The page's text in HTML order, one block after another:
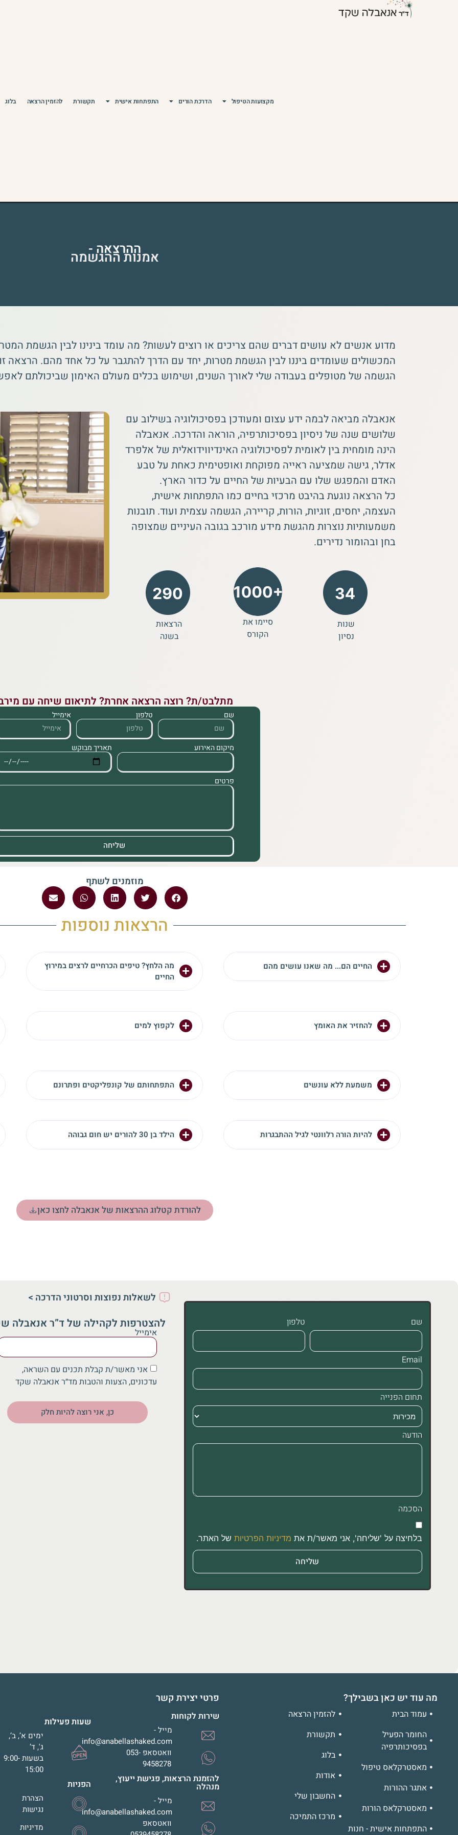
מקצועות הטיפול הדרכת הורים התפתחות אישית תקשורת להזמין הרצאה בלוג
ההרצאה -
אמנות ההגשמה
מדוע אנשים לא עושים דברים שהם צריכים או רוצים לעשות? מה עומד בינינו לבין הגשמת
המכשולים שעומדים ביננו לבין הגשמת מטרות, יחד עם הדרך להתגבר על כל אחד מהם. הרצאה
הגשמה של מטופלים בעבודה שלי לאורך השנים, ושימוש בכלים מעולם האימון שביכולתם
אנאבלה מביאה לבמה ידע עצום ומעודכן בפסיכולוגיה בשילוב עם
שלושים שנה של ניסיון בפסיכותרפיה, הוראה והדרכה. אנאבלה
הינה מומחית בין לאומית לפסיכולוגיה האינדיווידואלית של אלפרד
אדלר, גישה שמציעה ראייה מפוקחת ואופטימית כאחת על טבע
האדם והמפגש שלו עם הבעיות של החיים על כדור הארץ.
כל הרצאה נוגעת בהיבט מרכזי בחיים כמו התפתחות אישית,
העצמה, יחסים, זוגיות, הורות, קריירה, הגשמה עצמית ועוד. תובנות
משמעותיות נוצרות מהגשת מידע מורכב בגובה העיניים שמצופה
בחן ובהומור נדירים.
שנות
נסיון
סיימו את
הקורס
הרצאות
בשנה
מתלבט/ת? רוצה הרצאה אחרת? לתיאום שיחה עם
שם טלפון אימייל
מיקום האירוע תאריך מבוקש
פרטים
שליחה
מוזמנים לשתף
הרצאות נוספות
החיים הם... מה שאנו עושים מהם
מה הלחץ? טיפים הכרחיים לרצים במירוץ
החיים
להחזיר את האומץ לקפוץ למים
משמעת ללא עונשים התפתחותם של קונפליקטים ופתרונם
להיות הורה רלוונטי לגיל ההתבגרות הילד בן 30 להורים יש חום גבוהה
להורדת קטלוג ההרצאות של אנאבלה לחצו כאן
שם טלפון
Email
תחום הפנייה
הודעה
הסכמה
בלחיצה על 'שליחה', אני מאשר/ת את מדיניות הפרטיות של האתר.
לשאלות נפוצות וסרטוני הדרכה >
להצטרפות לקהילה של ד”ר אנאבלה
אימייל
אני מאשר/ת קבלת תכנים עם השראה,
עדכונים, הצעות והטבות מד״ר אנאבלה שקד
כן, אני רוצה להיות חלק
מה עוד יש כאן בשבילך?
להזמין הרצאה
תקשורת
בלוג
אודות
החשבון שלי
מרכז התמיכה
עמוד הבית
החומר הפעיל
בפסיכותרפיה
מאסטרקלאס טיפול
אתגר ההורות
מאסטרקלאס הורות
התפתחות אישית - חנות
פרטי יצירת קשר
שירות לקוחות
מייל -
info@anabellashaked.com
וואטסאפ 053-
9458278
להזמנת הרצאות, פגישת ייעוץ,
מנהלה
מייל -
info@anabellashaked.com
וואטסאפ
שעות פעילות
ימים א’, ב’,
ג', ד’
בשעות 9:00-
15:00
הפניות
הצהרת
נגישות
מדיניות